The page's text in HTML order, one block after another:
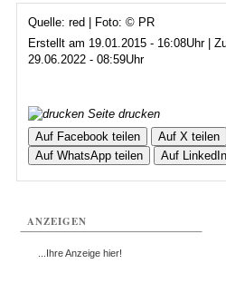
Quelle: red | Foto: © PR
Erstellt am 19.01.2015 - 16:08Uhr |
29.06.2022 - 08:59Uhr
Seite drucken
Auf Facebook teilen
Auf X teilen
Auf WhatsApp teilen
Auf
ANZEIGEN
...Ihre Anzeige hier!